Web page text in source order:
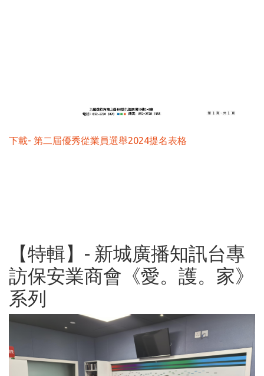
下載- 第二屆優秀從業員選舉2024提名表格
【特輯】- 新城廣播知訊台專
訪保安業商會《愛。護。家》
系列